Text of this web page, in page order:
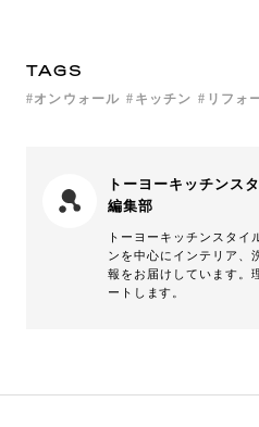
TAGS
オンウォール キッチン リフォ
トーヨーキッチンス
編集部
トーヨーキッチンスタイ
ンを中心にインテリア、
報をお届けしています。
ートします。